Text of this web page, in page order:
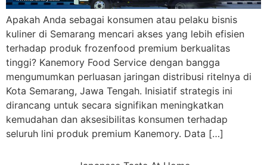
Apakah Anda sebagai konsumen atau pelaku bisnis
kuliner di Semarang mencari akses yang lebih efisien
terhadap produk frozenfood premium berkualitas
tinggi? Kanemory Food Service dengan bangga
mengumumkan perluasan jaringan distribusi ritelnya di
Kota Semarang, Jawa Tengah. Inisiatif strategis ini
dirancang untuk secara signifikan meningkatkan
kemudahan dan aksesibilitas konsumen terhadap
seluruh lini produk premium Kanemory. Data […]